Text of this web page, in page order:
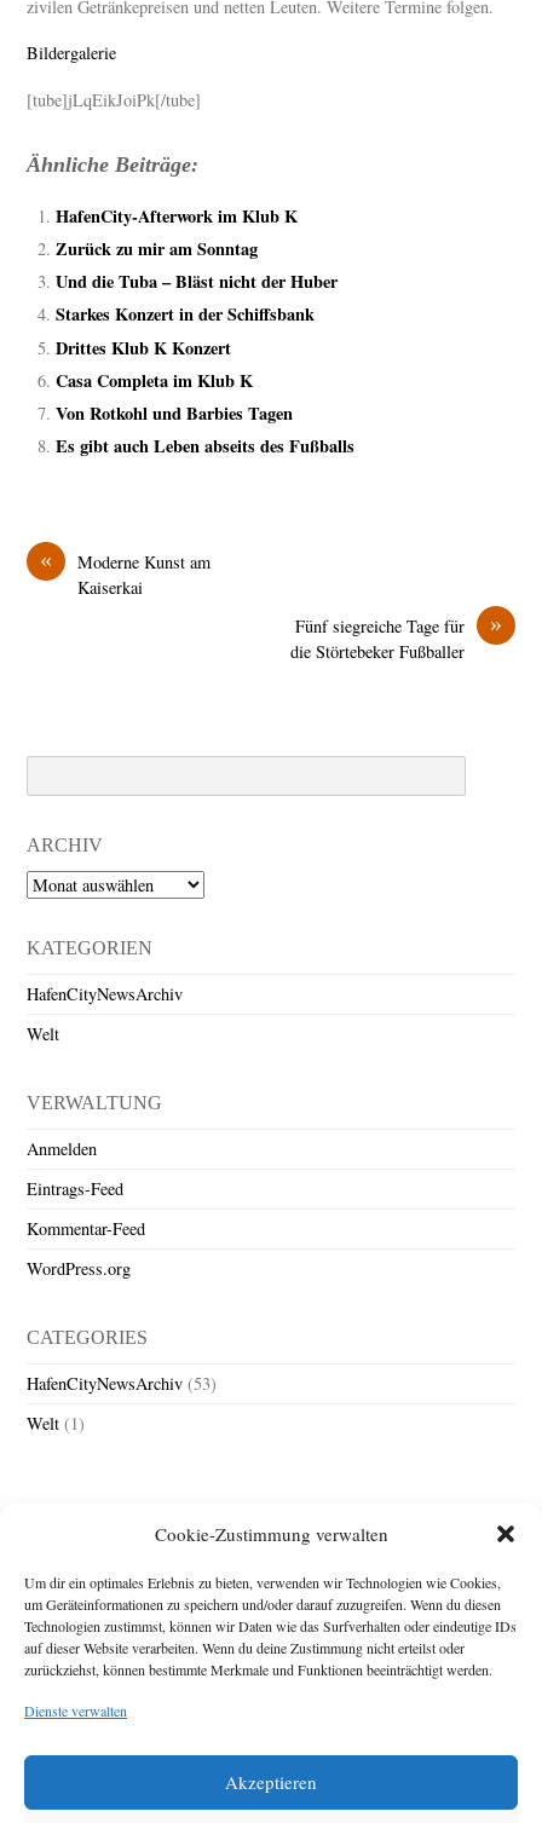
Cookie-Zustimmung verwalten
Um dir ein optimales Erlebnis zu bieten, verwenden wir Technologien wie Cookies,
um Geräteinformationen zu speichern und/oder darauf zuzugreifen. Wenn du diesen
Technologien zustimmst, können wir Daten wie das Surfverhalten oder eindeutige IDs
auf dieser Website verarbeiten. Wenn du deine Zustimmung nicht erteilst oder
zurückziehst, können bestimmte Merkmale und Funktionen beeinträchtigt werden.
Dienste verwalten
Akzeptieren
zivilen Getränkepreisen und netten Leuten. Weitere Termine folgen.
Bildergalerie
[tube]jLqEikJoiPk[/tube]
Ähnliche Beiträge:
HafenCity-Afterwork im Klub K
Zurück zu mir am Sonntag
Und die Tuba – Bläst nicht der Huber
Starkes Konzert in der Schiffsbank
Drittes Klub K Konzert
Casa Completa im Klub K
Von Rotkohl und Barbies Tagen
Es gibt auch Leben abseits des Fußballs
«
Moderne Kunst am
Kaiserkai
»
Fünf siegreiche Tage für
die Störtebeker Fußballer
ARCHIV
Archiv
KATEGORIEN
HafenCityNewsArchiv
Welt
VERWALTUNG
Anmelden
Eintrags-Feed
Kommentar-Feed
WordPress.org
CATEGORIES
HafenCityNewsArchiv (53)
Welt (1)
Impressum
Michael Baden,
Diese Webseite stellt
zehn Jahre der